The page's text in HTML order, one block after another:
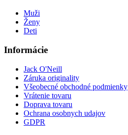
Muži
Ženy
Deti
Informácie
Jack O'Neill
Záruka originality
Všeobecné obchodné podmienky
Vrátenie tovaru
Doprava tovaru
Ochrana osobnych udajov
GDPR